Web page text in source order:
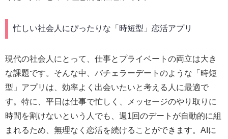
忙しい社会人にぴったりな「時短型」恋活アプリ
現代の社会人にとって、仕事とプライベートの両立は大き
な課題です。そんな中、バチェラーデートのような「時短
型」アプリは、効率よく出会いたいと考える人に最適で
す。特に、平日は仕事で忙しく、メッセージのやり取りに
時間を割けないという人でも、週1回のデートが自動的に組
まれるため、無理なく恋活を続けることができます。AIに